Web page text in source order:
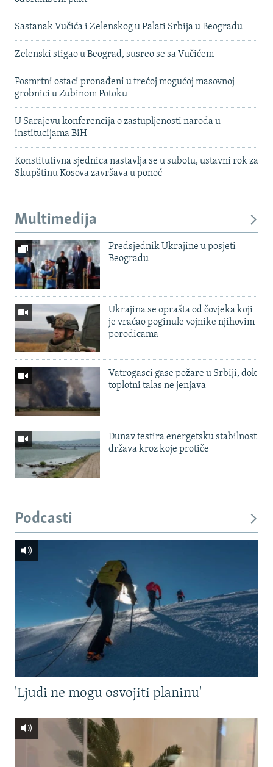
Sastanak Vučića i Zelenskog u Palati Srbija u Beogradu
Zelenski stigao u Beograd, susreo se sa Vučićem
Posmrtni ostaci pronađeni u trećoj mogućoj masovnoj
grobnici u Zubinom Potoku
U Sarajevu konferencija o zastupljenosti naroda u
institucijama BiH
Konstitutivna sjednica nastavlja se u subotu, ustavni rok za
Skupštinu Kosova završava u ponoć
Multimedija
Predsjednik Ukrajine u posjeti
Beogradu
Ukrajina se oprašta od čovjeka koji
je vraćao poginule vojnike njihovim
porodicama
Vatrogasci gase požare u Srbiji, dok
toplotni talas ne jenjava
Dunav testira energetsku stabilnost
država kroz koje protiče
Podcasti
'Ljudi ne mogu osvojiti planinu'